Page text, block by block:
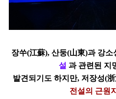
장쑤(江蘇), 산둥(山東)과 강
설 과 관련된 지
발견되기도 하지만, 저장성(浙
전설의 근원지